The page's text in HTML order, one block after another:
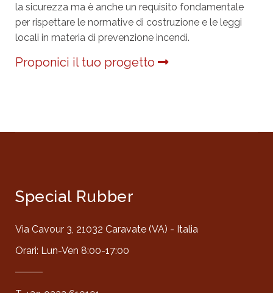
la sicurezza ma è anche un requisito fondamentale
per rispettare le normative di costruzione e le leggi
locali in materia di prevenzione incendi.
Proponici il tuo progetto
Special Rubber
Via Cavour 3, 21032 Caravate (VA) - Italia
Orari: Lun-Ven 8:00-17:00